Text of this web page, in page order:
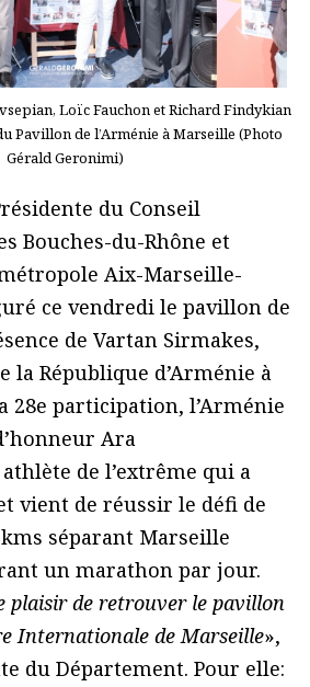
Loïc Fauchon et Richard Findykian
Pavillon de l’Arménie à Marseille (Photo
Gérald Geronimi)
du Conseil
Bouches-du-Rhône et
Aix-Marseille-
ce vendredi le pavillon de
de Vartan Sirmakes,
la République d’Arménie à
28e participation, l’Arménie
Ara
de l’extrême qui a
vient de réussir le défi de
séparant Marseille
un marathon par jour.
plaisir de retrouver le pavillon
Internationale de Marseille»,
du Département. Pour elle: